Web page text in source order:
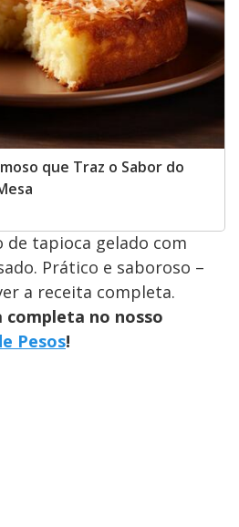
que Traz o Sabor do
de tapioca gelado com
Prático e saboroso –
a receita completa.
no nosso
Pesos!